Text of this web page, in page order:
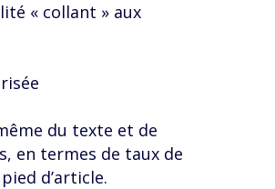
« collant » aux
du texte et de
en termes de taux de
d’article.